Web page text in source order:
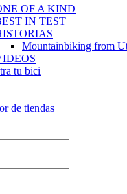
OF A KIND
IN TEST
Mountainbiking from
tu bici
de tiendas